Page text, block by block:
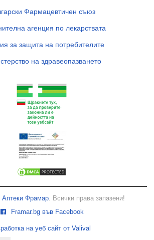
Фармацевтичен съюз
агенция по лекарствата
за защита на потребителите
на здравеопазването
Аптеки Фрамар. Всички права запазени!
Framar.bg във Facebook
на уеб сайт от Valival